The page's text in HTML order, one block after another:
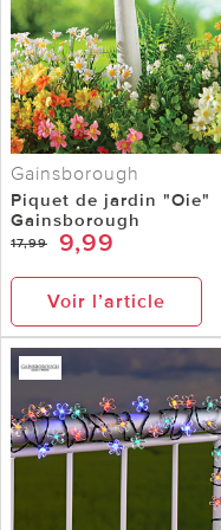
Gainsborough
Piquet de jardin "Oie"
Gainsborough
17,99 9,99
Voir l’article